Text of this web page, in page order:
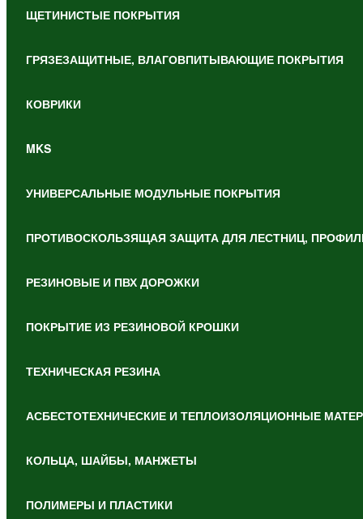
ЩЕТИНИСТЫЕ ПОКРЫТИЯ
ГРЯЗЕЗАЩИТНЫЕ, ВЛАГОВПИТЫВАЮЩИЕ ПОКРЫТИЯ
КОВРИКИ
MKS
УНИВЕРСАЛЬНЫЕ МОДУЛЬНЫЕ ПОКРЫТИЯ
ПРОТИВОСКОЛЬЗЯЩАЯ ЗАЩИТА ДЛЯ ЛЕСТНИЦ,
РЕЗИНОВЫЕ И ПВХ ДОРОЖКИ
ПОКРЫТИЕ ИЗ РЕЗИНОВОЙ КРОШКИ
ТЕХНИЧЕСКАЯ РЕЗИНА
АСБЕСТОТЕХНИЧЕСКИЕ И ТЕПЛОИЗОЛЯЦИОННЫЕ
КОЛЬЦА, ШАЙБЫ, МАНЖЕТЫ
ПОЛИМЕРЫ И ПЛАСТИКИ